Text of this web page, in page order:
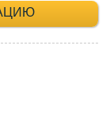
660-35-